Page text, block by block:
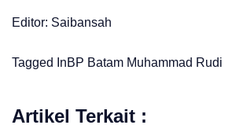
Editor: Saibansah
Tagged InBP Batam Muhammad Rudi
Artikel Terkait :